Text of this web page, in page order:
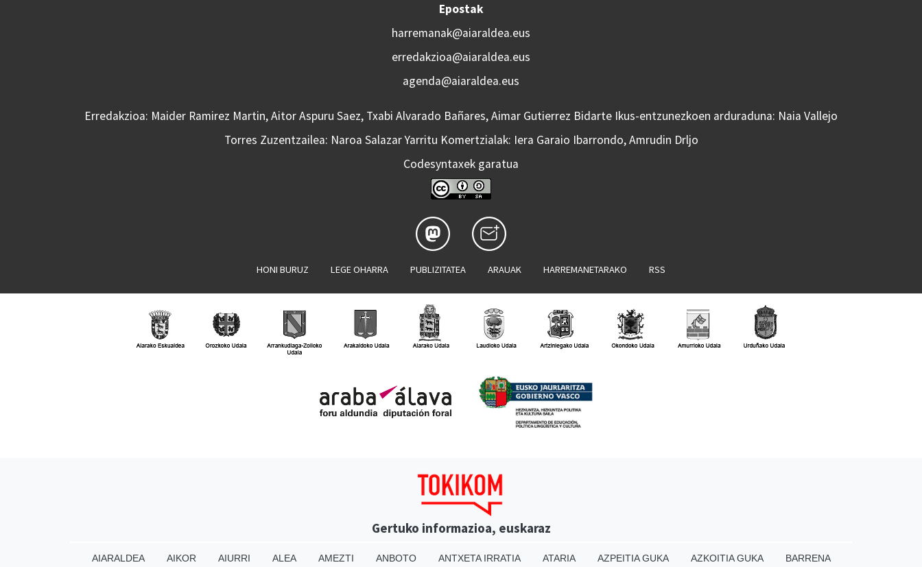
Epostak
harremanak@aiaraldea.eus
erredakzioa@aiaraldea.eus
agenda@aiaraldea.eus
Erredakzioa: Maider Ramirez Martin, Aitor Aspuru Saez, Txabi Alvarado Bañares, Aimar Gutierrez Bidarte Ikus-entzunezkoen arduraduna: Naia Vallejo
Torres Zuzentzailea: Naroa Salazar Yarritu Komertzialak: Iera Garaio Ibarrondo, Amrudin Drljo
Codesyntaxek garatua
HONI BURUZ LEGE OHARRA PUBLIZITATEA ARAUAK HARREMANETARAKO RSS
Gertuko informazioa, euskaraz
AIARALDEA AIKOR AIURRI ALEA AMEZTI ANBOTO ANTXETA IRRATIA ATARIA AZPEITIA GUKA AZKOITIA GUKA BARRENA